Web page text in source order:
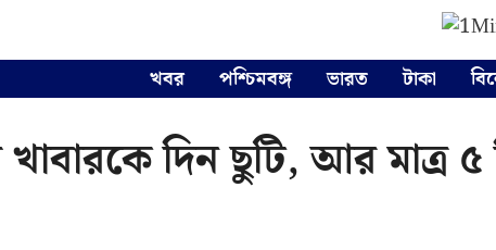
খবর পশ্চিমবঙ্গ ভারত টাকা
দিন ছুটি, আর মাত্র ৫